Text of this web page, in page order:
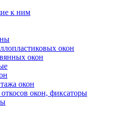
к ним
окон
окон
окон
окон, фиксаторы